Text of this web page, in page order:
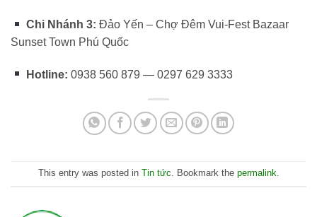
Chi Nhánh 3: Đảo Yến – Chợ Đêm Vui-Fest Bazaar
Sunset Town Phú Quốc
Hotline: 0938 560 879 — 0297 629 3333
This entry was posted in Tin tức. Bookmark the permalink.